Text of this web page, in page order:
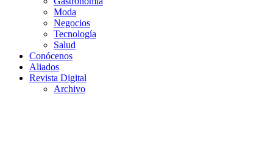
Moda
Negocios
Tecnología
Salud
Conócenos
Aliados
Revista Digital
Archivo